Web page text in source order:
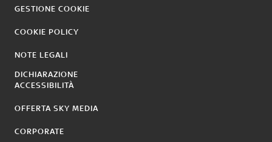
GESTIONE COOKIE
COOKIE POLICY
NOTE LEGALI
DICHIARAZIONE
ACCESSIBILITÀ
OFFERTA SKY MEDIA
CORPORATE